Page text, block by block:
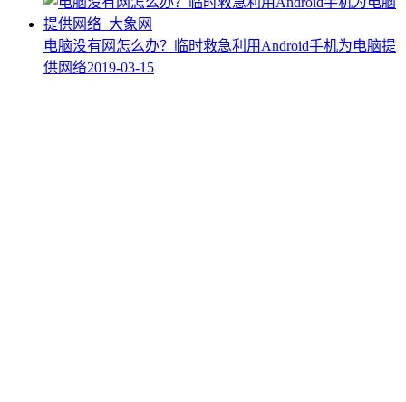
电脑没有网怎么办？临时救急利用Android手机为电脑提
供网络2019-03-15